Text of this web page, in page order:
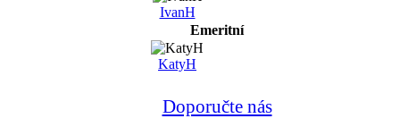
IvanH
Emeritní
KatyH
Doporučte nás